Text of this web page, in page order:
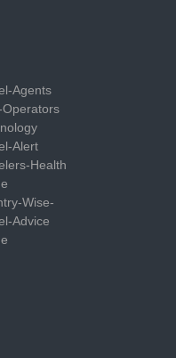
Agents
Operators
Alert
Health
Wise-
Advice